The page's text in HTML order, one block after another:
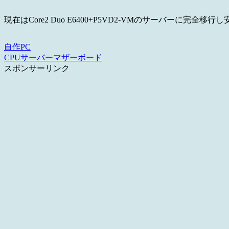
現在はCore2 Duo E6400+P5VD2-VMのサーバーに完全移行し
自作PC
CPUサーバーマザーボード
スポンサーリンク